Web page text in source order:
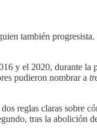
también
y el 2020, durante
pudieron nombrar a
reglas claras sobre
tras la abolición